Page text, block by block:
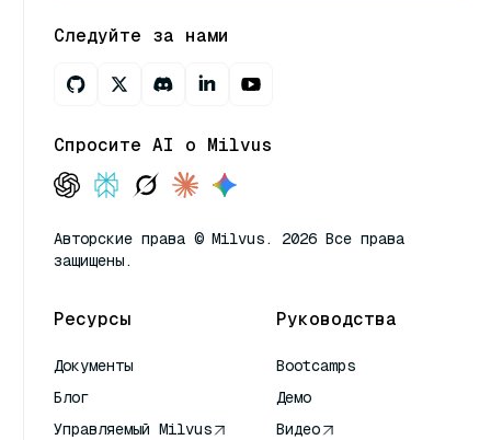
Следуйте за нами
Спросите AI о Milvus
Авторские права © Milvus. 2026 Все права
защищены.
Ресурсы
Документы
Блог
Управляемый Milvus
Руководства
Bootcamps
Демо
Видео